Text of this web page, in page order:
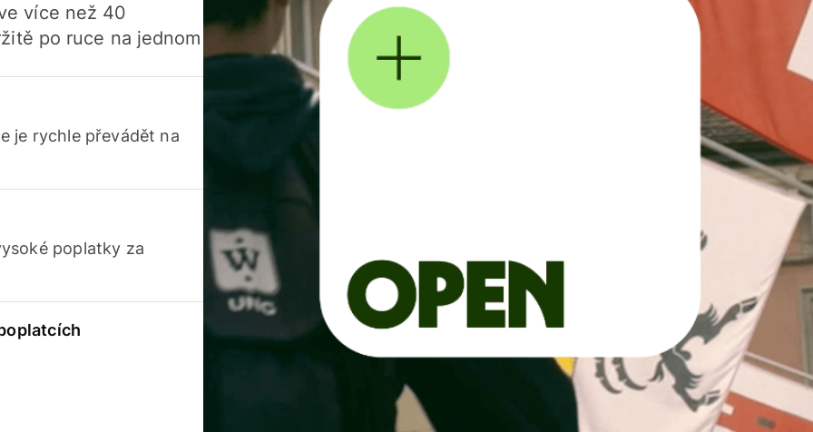
více než 40
po ruce na jednom
je rychle převádět na
poplatky za